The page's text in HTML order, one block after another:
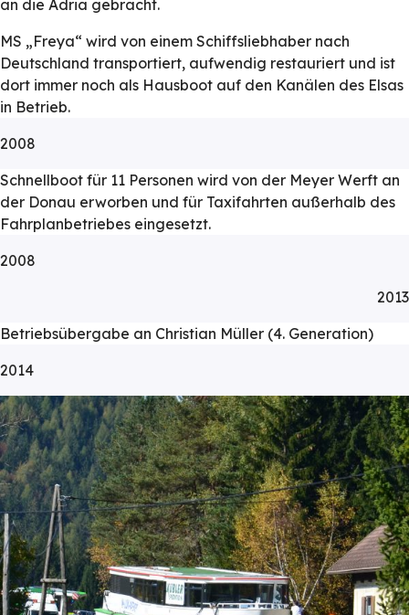
an die Adria gebracht.
MS „Freya“ wird von einem Schiffsliebhaber nach
Deutschland transportiert, aufwendig restauriert und ist
dort immer noch als Hausboot auf den Kanälen des Elsas
in Betrieb.
2008
Schnellboot für 11 Personen wird von der Meyer Werft an
der Donau erworben und für Taxifahrten außerhalb des
Fahrplanbetriebes eingesetzt.
2008
2013
Betriebsübergabe an Christian Müller (4. Generation)
2014